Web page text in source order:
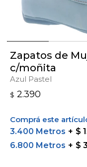
Zapatos de
c/moñita
Azul Pastel
$ 2.390
Comprá este
3.400 Metros
$
6.800 Metros $